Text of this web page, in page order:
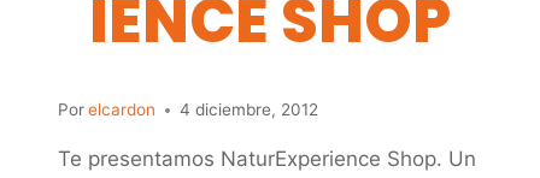
IENCE SHOP
Porelcardon 4 diciembre, 2012
Te presentamos NaturExperience Shop. Un